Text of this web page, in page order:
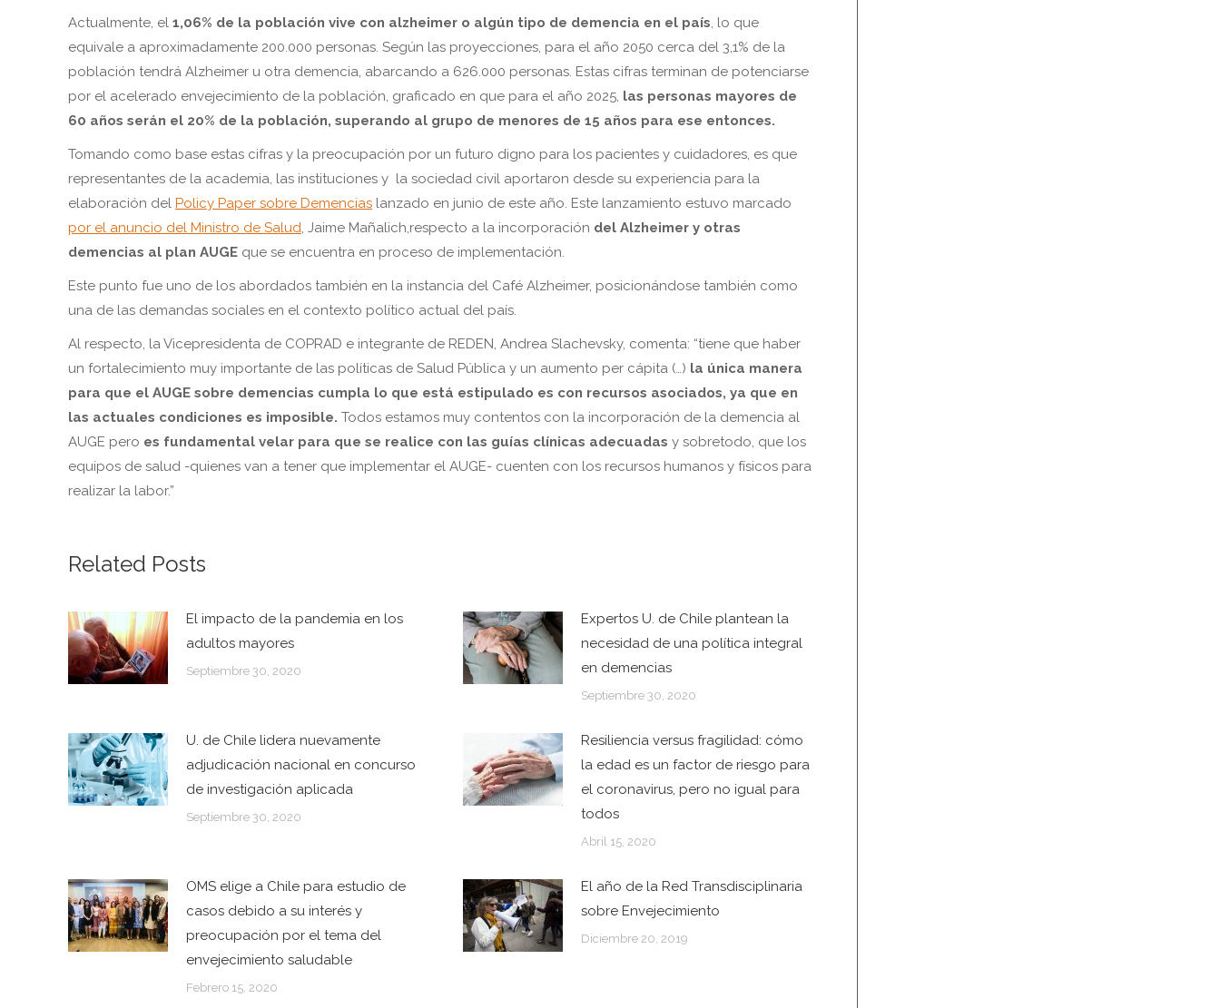
Actualmente, el 1,06% de la población vive con alzheimer o algún tipo de demencia en el país, lo que
equivale a aproximadamente 200.000 personas. Según las proyecciones, para el año 2050 cerca del 3,1% de la
población tendrá Alzheimer u otra demencia, abarcando a 626.000 personas. Estas cifras terminan de potenciarse
por el acelerado envejecimiento de la población, graficado en que para el año 2025, las personas mayores de
60 años serán el 20% de la población, superando al grupo de menores de 15 años para ese entonces.
Tomando como base estas cifras y la preocupación por un futuro digno para los pacientes y cuidadores, es que
representantes de la academia, las instituciones y la sociedad civil aportaron desde su experiencia para la
elaboración del Policy Paper sobre Demencias lanzado en junio de este año. Este lanzamiento estuvo marcado
por el anuncio del Ministro de Salud, Jaime Mañalich,respecto a la incorporación del Alzheimer y otras
demencias al plan AUGE que se encuentra en proceso de implementación.
Este punto fue uno de los abordados también en la instancia del Café Alzheimer, posicionándose también como
una de las demandas sociales en el contexto político actual del país.
Al respecto, la Vicepresidenta de COPRAD e integrante de REDEN, Andrea Slachevsky, comenta: “tiene que haber
un fortalecimiento muy importante de las políticas de Salud Pública y un aumento per cápita (…) la única manera
para que el AUGE sobre demencias cumpla lo que está estipulado es con recursos asociados, ya que en
las actuales condiciones es imposible. Todos estamos muy contentos con la incorporación de la demencia al
AUGE pero es fundamental velar para que se realice con las guías clínicas adecuadas y sobretodo, que los
equipos de salud -quienes van a tener que implementar el AUGE- cuenten con los recursos humanos y físicos para
realizar la labor.”
Related Posts
El impacto de la pandemia en los
adultos mayores
Septiembre 30, 2020
Expertos U. de Chile plantean la
necesidad de una política integral
en demencias
Septiembre 30, 2020
U. de Chile lidera nuevamente
adjudicación nacional en concurso
de investigación aplicada
Septiembre 30, 2020
Resiliencia versus fragilidad: cómo
la edad es un factor de riesgo para
el coronavirus, pero no igual para
todos
Abril 15, 2020
OMS elige a Chile para estudio de
casos debido a su interés y
preocupación por el tema del
envejecimiento saludable
Febrero 15, 2020
El año de la Red Transdisciplinaria
sobre Envejecimiento
Diciembre 20, 2019